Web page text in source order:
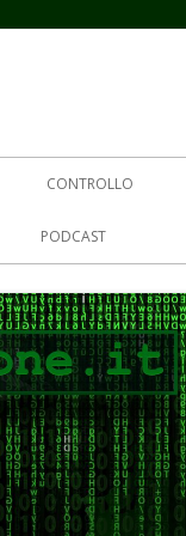
CONTROLLO
PODCAST